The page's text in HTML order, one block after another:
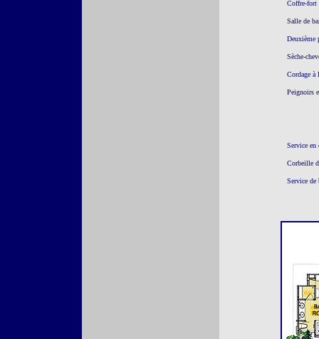
Coffre-fort
Salle de
Deuxième
Sèche-
Cordage à
Peignoirs
Service
Corbeille
Service de